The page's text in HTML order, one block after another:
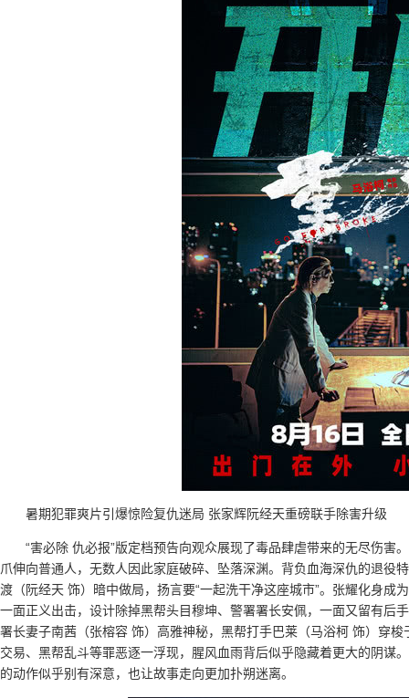
暑期犯罪爽片引爆惊险复仇迷局 张家辉阮经天重磅联手除害升级
“害必除 仇必报”版定档预告向观众展现了毒品肆虐带来的无尽伤
爪伸向普通人，无数人因此家庭破碎、坠落深渊。背负血海深仇的退役
渡（阮经天 饰）暗中做局，扬言要“一起洗干净这座城市”。张耀化身
一面正义出击，设计除掉黑帮头目穆坤、警署署长安佩，一面又留有后
署长妻子南茜（张榕容 饰）高雅神秘，黑帮打手巴莱（马浴柯 饰）穿
交易、黑帮乱斗等罪恶逐一浮现，腥风血雨背后似乎隐藏着更大的阴谋
的动作似乎别有深意，也让故事走向更加扑朔迷离。